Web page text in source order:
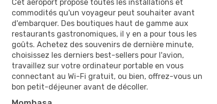
Cet aéroport propose toutes les installations et
commodités qu'un voyageur peut souhaiter avant
d'embarquer. Des boutiques haut de gamme aux
restaurants gastronomiques, il y en a pour tous les
goûts. Achetez des souvenirs de dernière minute,
choisissez les derniers best-sellers pour l'avion,
travaillez sur votre ordinateur portable en vous
connectant au Wi-Fi gratuit, ou bien, offrez-vous un
bon petit-déjeuner avant de décoller.